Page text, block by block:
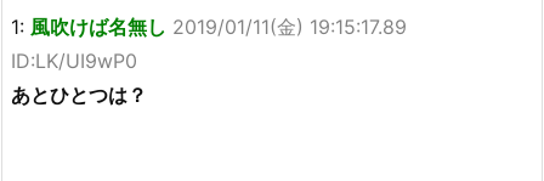
1: 風吹けば名無し 2019/01/11(金) 19:15:17.89
ID:LK/UI9wP0
あとひとつは？